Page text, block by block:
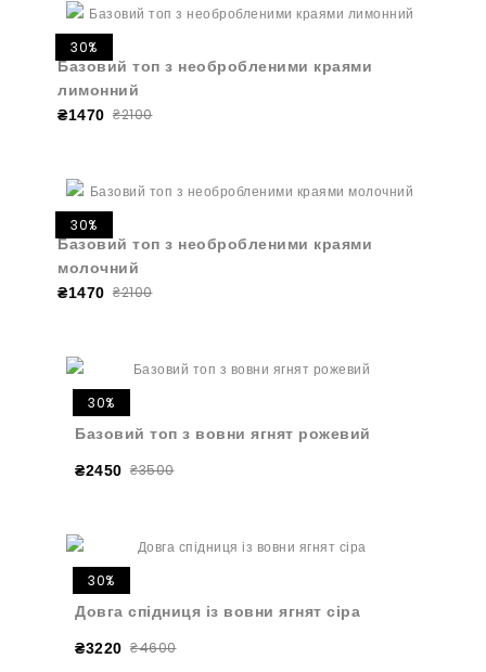
30%
Базовий топ з необробленими краями
лимонний
₴1470 ₴2100
30%
Базовий топ з необробленими краями
молочний
₴1470 ₴2100
30%
Базовий топ з вовни ягнят рожевий
₴2450 ₴3500
30%
Довга спідниця із вовни ягнят сіра
₴3220 ₴4600